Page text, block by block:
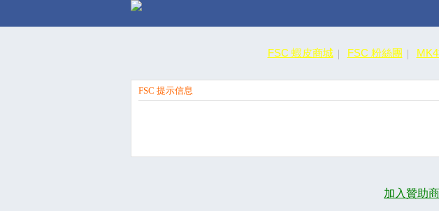
FSC 蝦皮商城 FSC 粉絲團
FSC 提示信息
加入贊助商